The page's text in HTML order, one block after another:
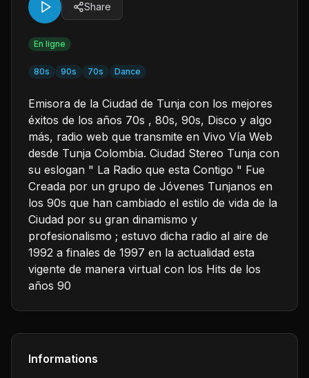
Share
En ligne
80s 90s 70s Dance
Emisora de la Ciudad de Tunja con los mejores
éxitos de los años 70s , 80s, 90s, Disco y algo
más, radio web que transmite en Vivo Vía Web
desde Tunja Colombia. Ciudad Stereo Tunja con
su eslogan " La Radio que esta Contigo " Fue
Creada por un grupo de Jóvenes Tunjanos en
los 90s que han cambiado el estilo de vida de la
Ciudad por su gran dinamismo y
profesionalismo ; estuvo dicha radio al aire de
1992 a finales de 1997 en la actualidad esta
vigente de manera virtual con los Hits de los
años 90
Informations